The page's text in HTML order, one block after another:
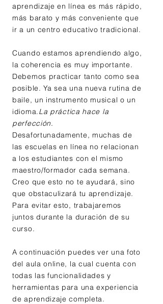
aprendizaje en línea es más rápido,
más barato y más conveniente que
ir a un centro educativo tradicional.
Cuando estamos aprendiendo algo,
la coherencia es muy importante.
Debemos practicar tanto como sea
posible. Ya sea una nueva rutina de
baile, un instrumento musical o un
idioma.La práctica hace la
perfección.
Desafortunadamente, muchas de
las escuelas en línea no relacionan
a los estudiantes con el mismo
maestro/formador cada semana.
Creo que esto no te ayudará, sino
que obstaculizará tu aprendizaje.
Para evitar esto, trabajaremos
juntos durante la duración de su
curso.
A continuación puedes ver una foto
del aula online, la cual cuenta con
todas las funcionalidades y
herramientas para una experiencia
de aprendizaje completa.